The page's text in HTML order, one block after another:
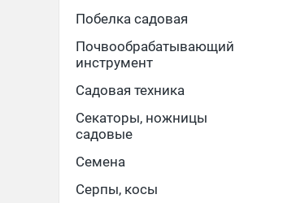
Побелка садовая
Почвообрабатывающий
инструмент
Садовая техника
Секаторы, ножницы
садовые
Семена
Серпы, косы